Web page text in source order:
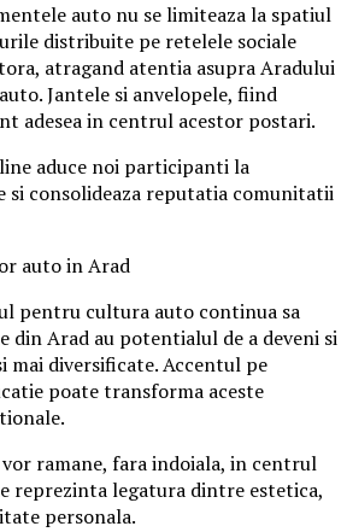
auto nu se limiteaza la spatiul
distribuite pe retelele sociale
atragand atentia asupra Aradului
Jantele si anvelopele, fiind
adesea in centrul acestor postari.
aduce noi participanti la
si consolideaza reputatia comunitatii
auto in Arad
pentru cultura auto continua sa
din Arad au potentialul de a deveni si
mai diversificate. Accentul pe
poate transforma aceste
ramane, fara indoiala, in centrul
reprezinta legatura dintre estetica,
personala.